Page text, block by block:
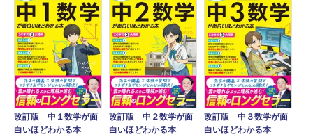
改訂版 中１数学が面
白いほどわかる本
改訂版 中２数学が面
白いほどわかる本
改訂版 中３数学が面
白いほどわかる本